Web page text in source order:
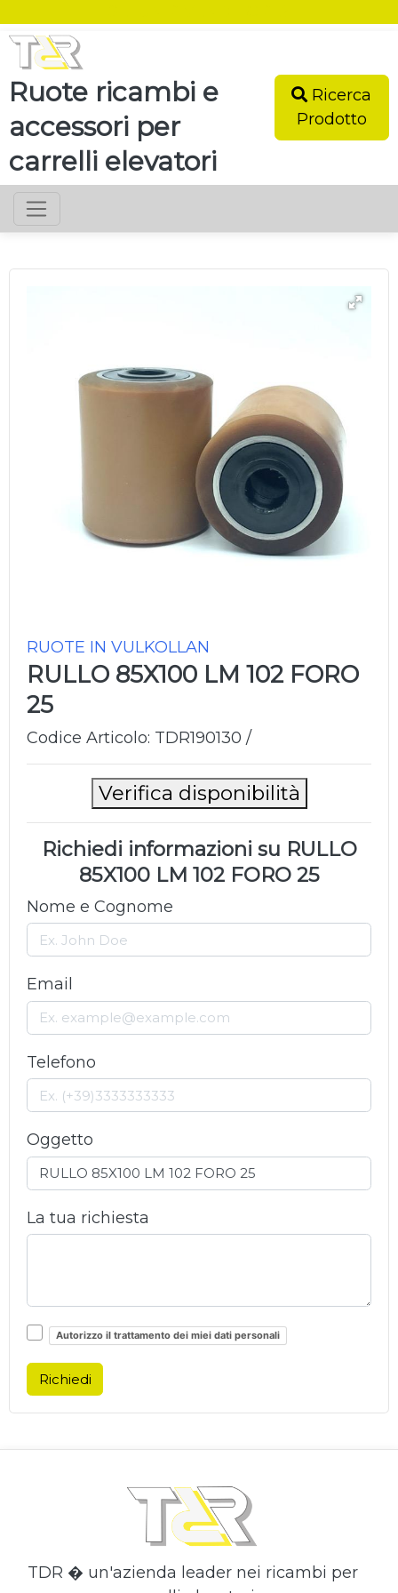
Ruote ricambi e
accessori per
carrelli elevatori
Ricerca
Prodotto
RUOTE IN VULKOLLAN
RULLO 85X100 LM 102 FORO
25
Codice Articolo: TDR190130 /
Verifica disponibilità
Richiedi informazioni su RULLO
85X100 LM 102 FORO 25
Nome e Cognome
Email
Telefono
Oggetto
La tua richiesta
Autorizzo il trattamento dei miei dati personali
Richiedi
TDR � un'azienda leader nei ricambi per